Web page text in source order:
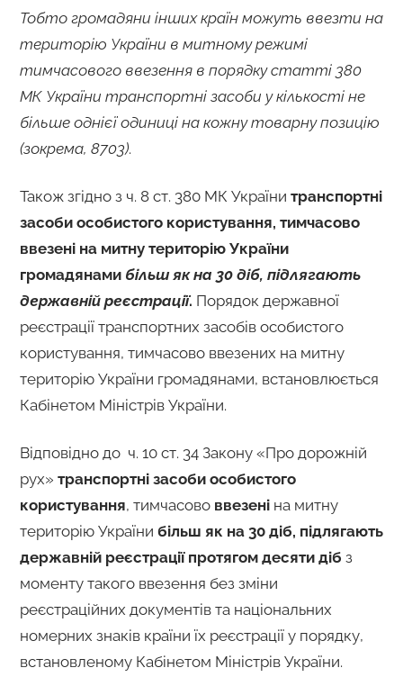
Тобто громадяни інших країн можуть ввезти на
територію України в митному режимі
тимчасового ввезення в порядку статті 380
МК України транспортні засоби у кількості не
більше однієї одиниці на кожну товарну позицію
(зокрема, 8703).
Також згідно з ч. 8 ст. 380 МК України транспортні
засоби особистого користування, тимчасово
ввезені на митну територію України
громадянами більш як на 30 діб, підлягають
державній реєстрації. Порядок державної
реєстрації транспортних засобів особистого
користування, тимчасово ввезених на митну
територію України громадянами, встановлюється
Кабінетом Міністрів України.
Відповідно до ч. 10 ст. 34 Закону «Про дорожній
рух» транспортні засоби особистого
користування, тимчасово ввезеніна митну
територію України більш як на 30 діб, підлягають
державній реєстрації протягом десяти діб з
моменту такого ввезення без зміни
реєстраційних документів та національних
номерних знаків країни їх реєстрації у порядку,
встановленому Кабінетом Міністрів України.